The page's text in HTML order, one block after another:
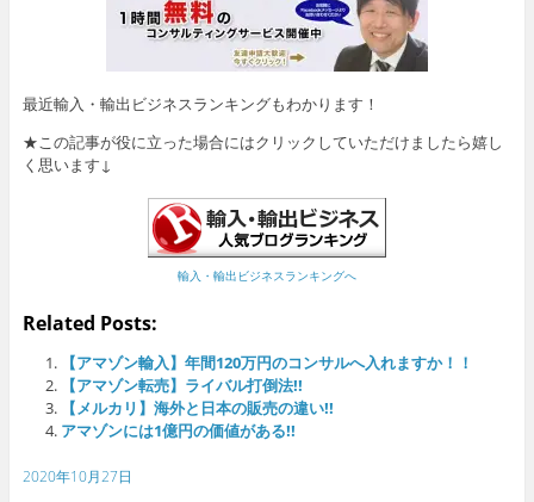
最近輸入・輸出ビジネスランキングもわかります！
★この記事が役に立った場合にはクリックしていただけましたら嬉し
く思います↓
輸入・輸出ビジネスランキングへ
Related Posts:
【アマゾン輸入】年間120万円のコンサルへ入れますか！！
【アマゾン転売】ライバル打倒法!!
【メルカリ】海外と日本の販売の違い!!
アマゾンには1億円の価値がある!!
2020年10月27日